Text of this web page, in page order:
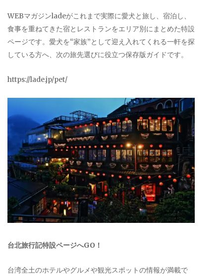
WEBマガジンladeがこれまで実際に愛犬と旅し、宿泊し、
食事を重ねてきた宿とレストランをエリア別にまとめた特設
ページです。愛犬を“家族”として迎え入れてくれる一軒を探
している方へ、次の旅先選びに役立つ保存版ガイドです。
https://lade.jp/pet/
台北旅行記特設ページへGO！
台湾全土のホテルやグルメや観光スポットの情報が満載で